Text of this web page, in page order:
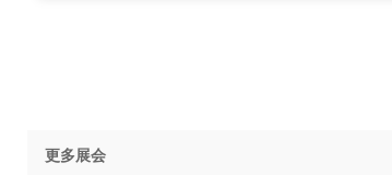
更多展会